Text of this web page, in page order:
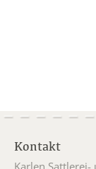
Kontakt
Karlen Sattlerei-